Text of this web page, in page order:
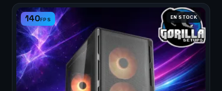
140FPS EN STOCK